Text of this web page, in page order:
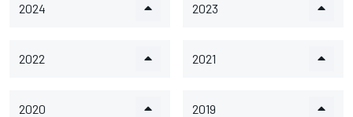
2024 2023
2022 2021
2020 2019